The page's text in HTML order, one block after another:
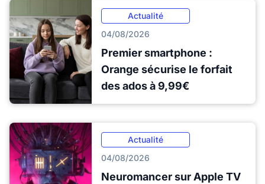
Actualité
04/08/2026
Premier smartphone :
Orange sécurise le forfait
des ados à 9,99€
Actualité
04/08/2026
Neuromancer sur Apple TV